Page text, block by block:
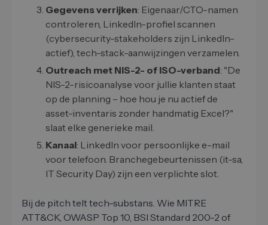
Gegevens verrijken: Eigenaar/CTO-namen
controleren, LinkedIn-profiel scannen
(cybersecurity-stakeholders zijn LinkedIn-
actief), tech-stack-aanwijzingen verzamelen.
Outreach met NIS-2- of ISO-verband: "De
NIS-2-risicoanalyse voor jullie klanten staat
op de planning – hoe hou je nu actief de
asset-inventaris zonder handmatig Excel?"
slaat elke generieke mail.
Kanaal: LinkedIn voor persoonlijke e-mail
voor telefoon. Branchegebeurtenissen (it-sa,
IT Security Day) zijn een verplichte slot.
Bij de pitch telt tech-substans. Wie MITRE
ATT&CK, OWASP Top 10, BSI Standard 200-2 of